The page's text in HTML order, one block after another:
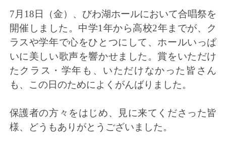
7月18日（金）、びわ湖ホールにおいて合唱祭を
開催しました。中学1年から高校2年までが、ク
ラスや学年で心をひとつにして、ホールいっぱ
いに美しい歌声を響かせました。賞をいただけ
たクラス・学年も、いただけなかった皆さん
も、この日のためによくがんばりました。
保護者の方々をはじめ、見に来てくださった皆
様、どうもありがとうございました。